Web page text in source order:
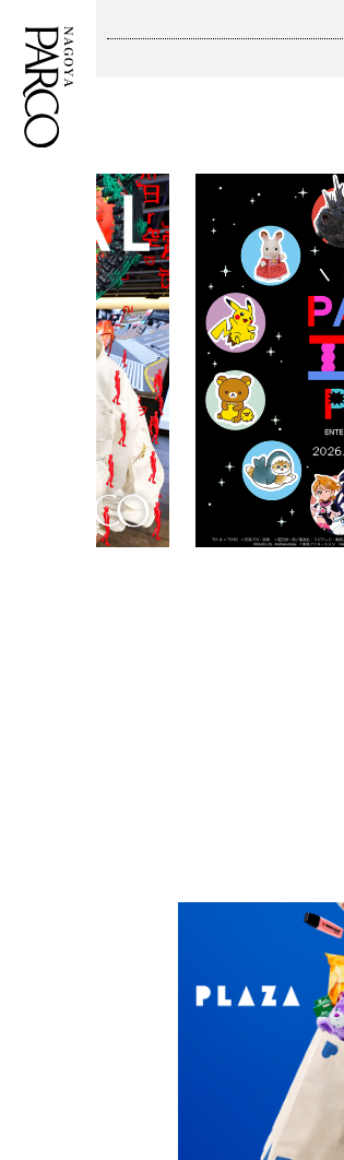
施設案内・アクセス
イベント・ポップアップ
ニュース
レストラン・カフェ
TAX FREE
PARCOメンバーズ
繁体字
簡体字
한국어
ภาษาไทย
日本語